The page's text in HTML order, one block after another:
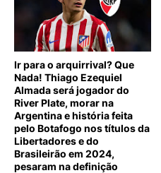
Ir para o arquirrival? Que
Nada! Thiago Ezequiel
Almada será jogador do
River Plate, morar na
Argentina e história feita
pelo Botafogo nos títulos da
Libertadores e do
Brasileirão em 2024,
pesaram na definição